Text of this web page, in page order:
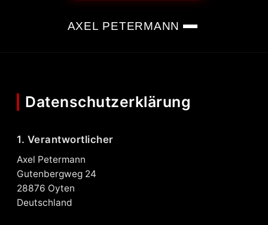
AXEL PETERMANN
Datenschutzerklärung
1. Verantwortlicher
Axel Petermann
Gutenbergweg 24
28876 Oyten
Deutschland